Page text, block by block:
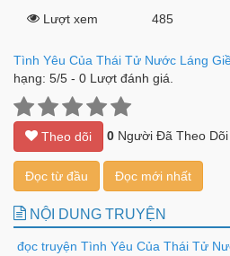
Lượt xem 485
Tình Yêu Của Thái Tử Nước Láng
hạng: 5/5 - 0 Lượt đánh giá.
Theo dõi 0 Người Đã Theo Dõi
Đọc từ đầu Đọc mới nhất
NỘI DUNG TRUYỆN
đọc truyện Tình Yêu Của Thái Tử